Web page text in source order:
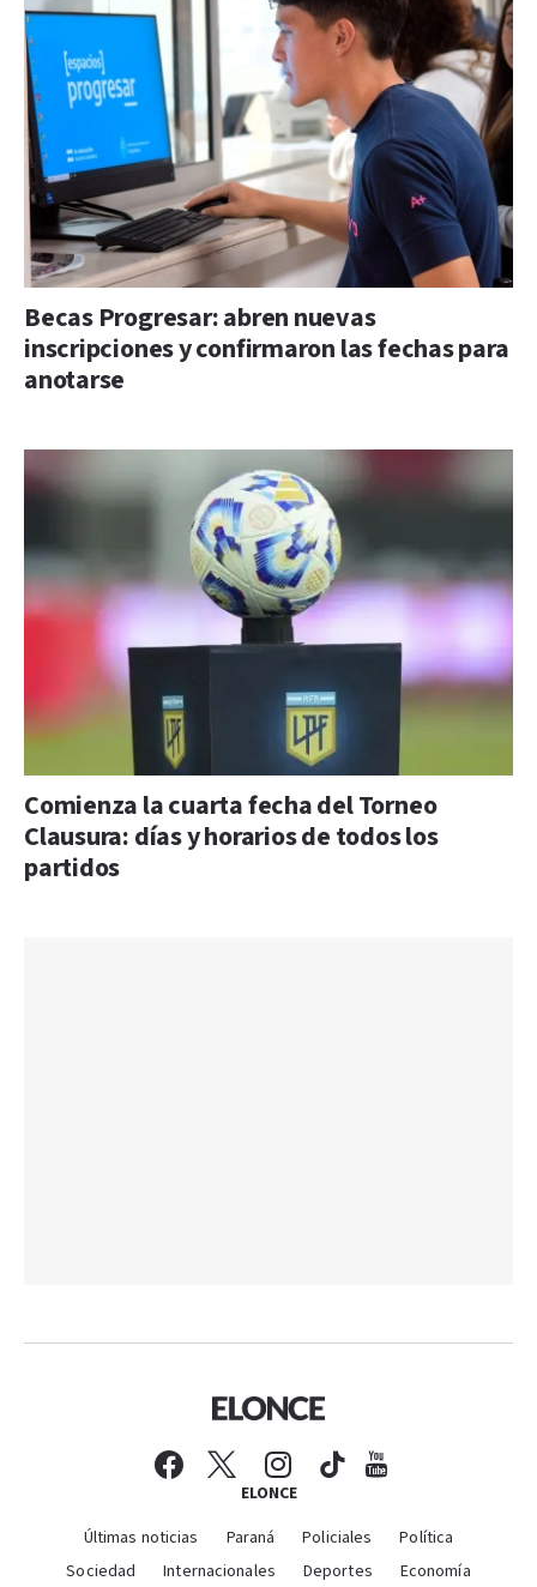
Becas Progresar: abren nuevas
inscripciones y confirmaron las fechas para
anotarse
Comienza la cuarta fecha del Torneo
Clausura: días y horarios de todos los
partidos
ELONCE
Últimas noticias Paraná Policiales
Política
Sociedad
Internacionales Deportes Economía